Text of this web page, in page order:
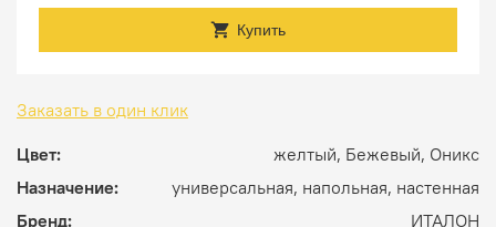
Купить
Заказать в один клик
Цвет:
желтый, Бежевый, Оникс
Назначение:
универсальная, напольная, настенная
Бренд:
ИТАЛОН